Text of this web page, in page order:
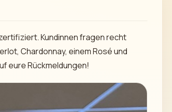
Kundinnen fragen recht
Chardonnay, einem Rosé und
eure Rückmeldungen!